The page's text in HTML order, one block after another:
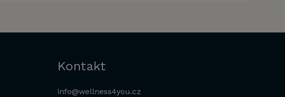
Kontakt
info@wellness4you.cz